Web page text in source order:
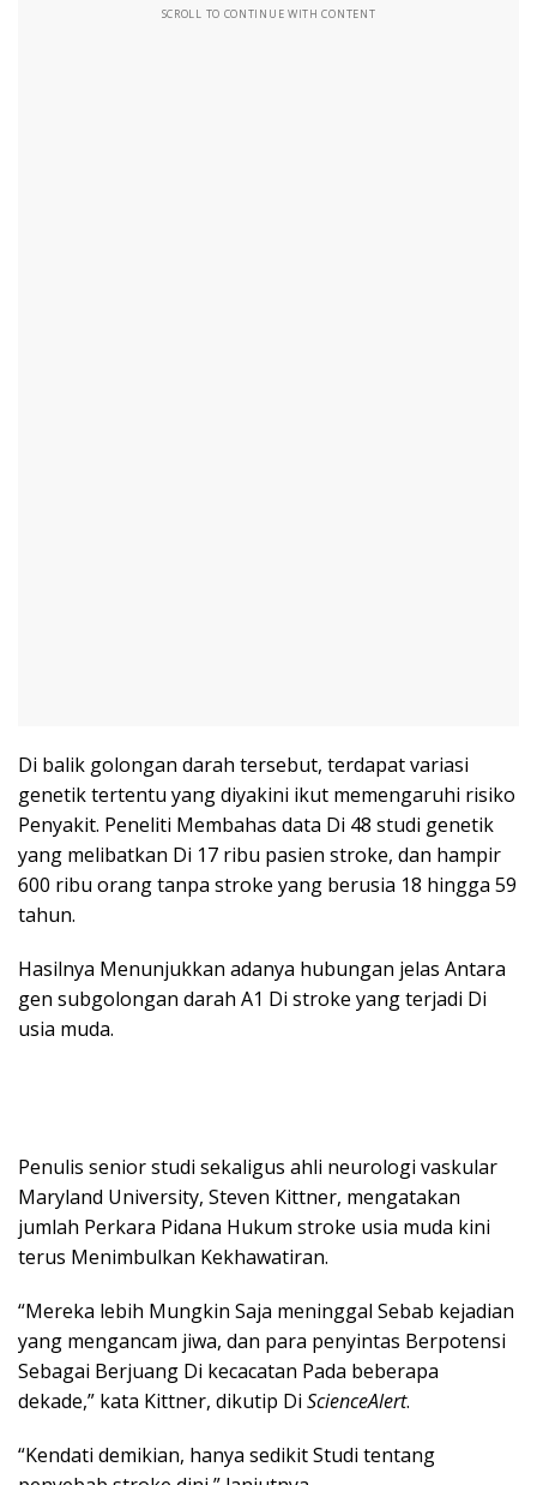
SCROLL TO CONTINUE WITH CONTENT
Di balik golongan darah tersebut, terdapat variasi
genetik tertentu yang diyakini ikut memengaruhi risiko
Penyakit. Peneliti Membahas data Di 48 studi genetik
yang melibatkan Di 17 ribu pasien stroke, dan hampir
600 ribu orang tanpa stroke yang berusia 18 hingga 59
tahun.
Hasilnya Menunjukkan adanya hubungan jelas Antara
gen subgolongan darah A1 Di stroke yang terjadi Di
usia muda.
Penulis senior studi sekaligus ahli neurologi vaskular
Maryland University, Steven Kittner, mengatakan
jumlah Perkara Pidana Hukum stroke usia muda kini
terus Menimbulkan Kekhawatiran.
“Mereka lebih Mungkin Saja meninggal Sebab kejadian
yang mengancam jiwa, dan para penyintas Berpotensi
Sebagai Berjuang Di kecacatan Pada beberapa
dekade,” kata Kittner, dikutip Di ScienceAlert.
“Kendati demikian, hanya sedikit Studi tentang